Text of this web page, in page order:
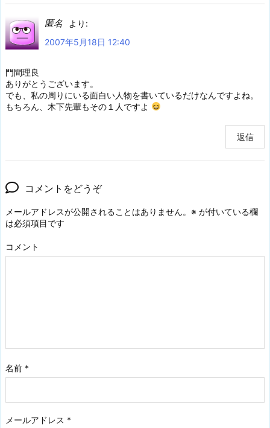
匿名
より:
2007年5月18日 12:40
門間理良
ありがとうございます。
でも、私の周りにいる面白い人物を書いているだけなんですよね。
もちろん、木下先輩もその１人ですよ
返信
コメントをどうぞ
メールアドレスが公開されることはありません。 ※ が付いている欄
は必須項目です
コメント
名前 *
メールアドレス *